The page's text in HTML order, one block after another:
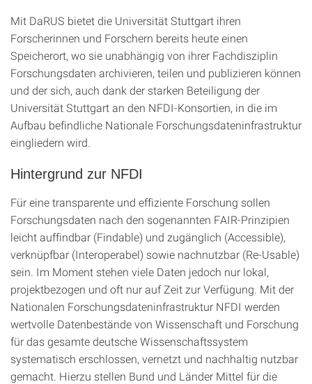
Mit DaRUS bietet die Universität Stuttgart ihren
Forscherinnen und Forschern bereits heute einen
Speicherort, wo sie unabhängig von ihrer Fachdisziplin
Forschungsdaten archivieren, teilen und publizieren können
und der sich, auch dank der starken Beteiligung der
Universität Stuttgart an den NFDI-Konsortien, in die im
Aufbau befindliche Nationale Forschungsdateninfrastruktur
eingliedern wird.
Hintergrund zur NFDI
Für eine transparente und effiziente Forschung sollen
Forschungsdaten nach den sogenannten FAIR-Prinzipien
leicht auffindbar (Findable) und zugänglich (Accessible),
verknüpfbar (Interoperabel) sowie nachnutzbar (Re-Usable)
sein. Im Moment stehen viele Daten jedoch nur lokal,
projektbezogen und oft nur auf Zeit zur Verfügung. Mit der
Nationalen Forschungsdateninfrastruktur NFDI werden
wertvolle Datenbestände von Wissenschaft und Forschung
für das gesamte deutsche Wissenschaftssystem
systematisch erschlossen, vernetzt und nachhaltig nutzbar
gemacht. Hierzu stellen Bund und Länder Mittel für die